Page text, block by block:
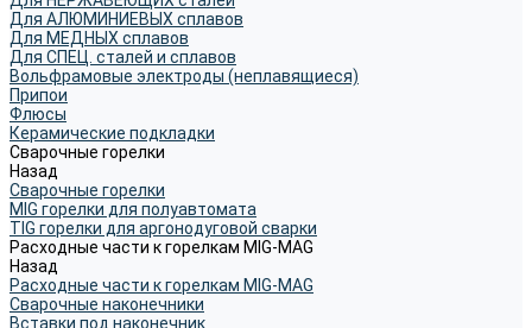
Для АЛЮМИНИЕВЫХ сплавов
Для МЕДНЫХ сплавов
Для СПЕЦ. сталей и сплавов
Вольфрамовые электроды (неплавящиеся)
Припои
Флюсы
Керамические подкладки
Сварочные горелки
Назад
Сварочные горелки
MIG горелки для полуавтомата
TIG горелки для аргонодуговой сварки
Расходные части к горелкам MIG-MAG
Назад
Расходные части к горелкам MIG-MAG
Сварочные наконечники
Вставки под наконечник